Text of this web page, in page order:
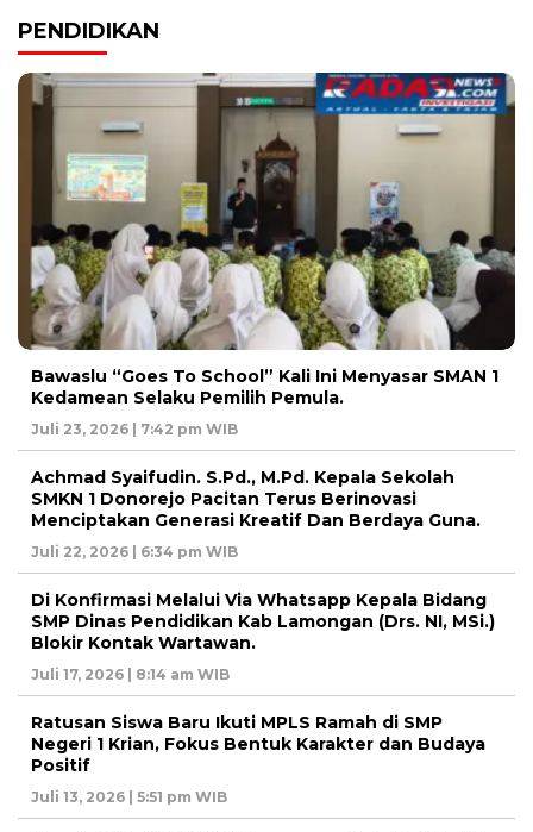
PENDIDIKAN
Bawaslu “Goes To School” Kali Ini Menyasar SMAN 1
Kedamean Selaku Pemilih Pemula.
Juli 23, 2026 | 7:42 pm WIB
Achmad Syaifudin. S.Pd., M.Pd. Kepala Sekolah
SMKN 1 Donorejo Pacitan Terus Berinovasi
Menciptakan Generasi Kreatif Dan Berdaya Guna.
Juli 22, 2026 | 6:34 pm WIB
Di Konfirmasi Melalui Via Whatsapp Kepala Bidang
SMP Dinas Pendidikan Kab Lamongan (Drs. NI, MSi.)
Blokir Kontak Wartawan.
Juli 17, 2026 | 8:14 am WIB
Ratusan Siswa Baru Ikuti MPLS Ramah di SMP
Negeri 1 Krian, Fokus Bentuk Karakter dan Budaya
Positif
Juli 13, 2026 | 5:51 pm WIB